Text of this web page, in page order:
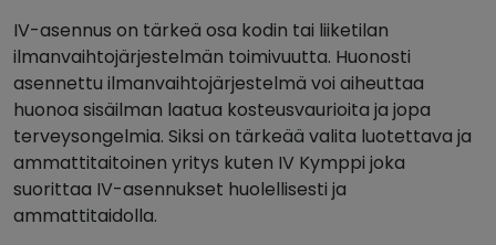
IV-asennus on tärkeä osa kodin tai liiketilan
ilmanvaihtojärjestelmän toimivuutta. Huonosti
asennettu ilmanvaihtojärjestelmä voi aiheuttaa
huonoa sisäilman laatua kosteusvaurioita ja jopa
terveysongelmia. Siksi on tärkeää valita luotettava ja
ammattitaitoinen yritys kuten IV Kymppi joka
suorittaa IV-asennukset huolellisesti ja
ammattitaidolla.